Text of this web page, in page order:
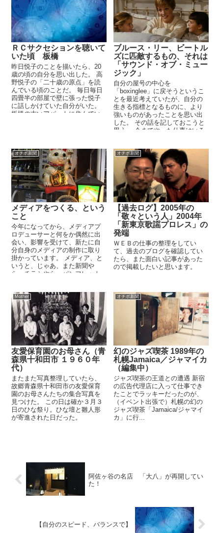
ＲＣサクセションを聴いて
いた頃 板橋
昨日悦子のことを描いたら、20
歳の頃の自分を思い出した。 高
野悦子の「二十歳の原点」を読
んでいる頃のことだ。 毎日毎日
四畳半の部屋で壁に張った悦子
に話しかけていた自分がいた。
板橋の古いアパートに住んでい
ブルース・リー、ビートル
ズに匹敵するもの、それは
「サウンド・オブ・ミュー
ジック」
自分の屋号の中心を
「boxinglee」に戻そうというこ
とを最近考えていたが、自分の
生きる指標となるものに、より
強いものがあったことを思い出
した。 その話を記しておこうと
思う。 今までやった仕事はいろ
オチボ新聞
メディアをつくる、という
こと
今年になってから、メディアプ
ロデューサーと何をか偶然に出
会い、影響を受けて、新たに自
分自身のメディアの制作に取り
掛かっています。 メディア、と
いうと、じゃあ、また新聞や
ら、チラシやら、パンフレット
オチボ新聞
【過去ログ】2005年の
「敬々という人」2004年
「新東京歌謡プロレス」の
発端
ＷＥＢの仕事の整理をしてい
て、過去のブログを確認してい
たら、また面白い記事があった
ので掲載したいと思います。
Mother
友愛保育園のお母さん（青
森県十和田市 １９６０年
代）
またまた写真整理していたら、
故郷青森県十和田市の友愛保育
園のお母さんたちの集合写真を
見つけた。 この日は確か３月３
日のひな祭り。ひな壇と雛人形
が寄進された日だった。
オチボ新聞
幻のジャズ喫茶 1989年の
札幌Jamaica／ジャマイカ
（編集中）
ジャズ喫茶の王道との遭遇 新宿
の広告代理店に入って仕事でき
たことでラッキーだったのが、
（イベント出張で）札幌の幻の
ジャズ喫茶「Jamaica/ジャマイ
カ」に行...
阿佐ヶ谷の名店 「大八」が再開してい
た！
【自分のスピード、バランスで】